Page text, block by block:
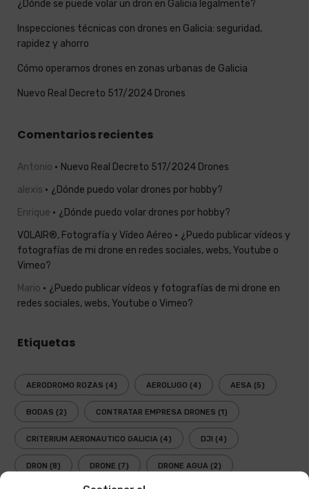
¿Dónde se puede volar un dron en Galicia legalmente?
Inspecciones técnicas con drones en Galicia: seguridad,
rapidez y ahorro
Cómo operamos drones en zonas urbanas de Galicia
Nuevo Real Decreto 517/2024 Drones
Comentarios recientes
Antonio
Nuevo Real Decreto 517/2024 Drones
alexis
¿Dónde puedo volar drones por hobby?
Enrique
¿Dónde puedo volar drones por hobby?
VOLAIR®, Fotografía y Vídeo Aéreo
¿Puedo publicar vídeos y
fotografías de mi drone en redes sociales, webs, Youtube o
Vimeo?
Mario
¿Puedo publicar vídeos y fotografías de mi drone en
redes sociales, webs, Youtube o Vimeo?
Etiquetas
AERODROMO ROZAS (4) AEROLUGO (4) AESA (5)
BODAS (2) CONTRATAR EMPRESA DRONES (1)
CRITERIUM AERONAUTICO GALICIA (4) DJI (4)
DRON (8) DRONE (7) DRONE AGUA (2)